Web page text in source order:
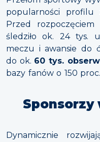
popularności profilu
Przed
śledziło ok. 24 tys.
meczu i awansie do
do ok. 60 tys.
bazy fanów o 150
Sponsorzy
Dynamicznie